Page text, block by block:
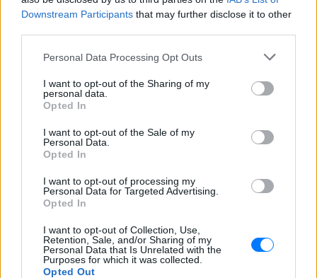
Downstream Participants that may further disclose it to other
Personal Data Processing Opt Outs
I want to opt-out of the Sharing of my
personal data.
Opted In
I want to opt-out of the Sale of my
Personal Data.
Opted In
I want to opt-out of processing my
Personal Data for Targeted Advertising.
Opted In
I want to opt-out of Collection, Use,
Retention, Sale, and/or Sharing of my
Personal Data that Is Unrelated with the
Purposes for which it was collected.
Opted Out